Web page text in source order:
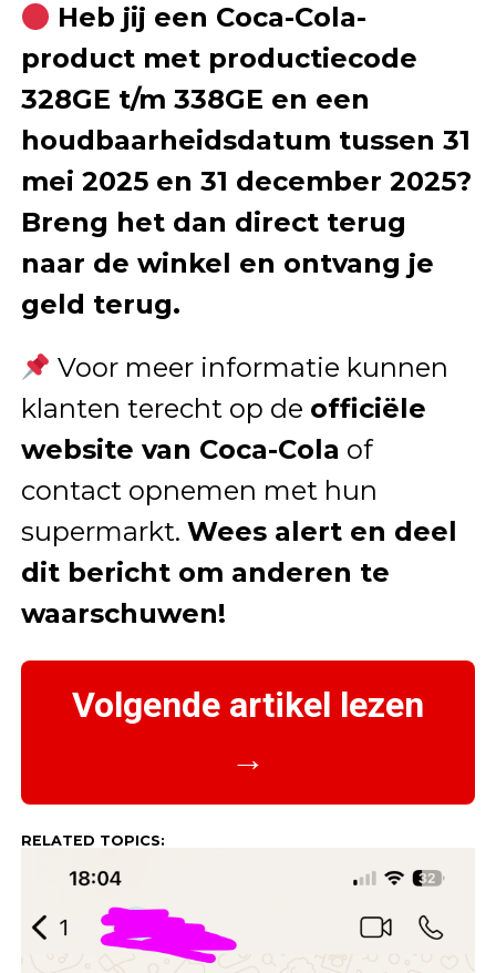
Heb jij een Coca-Cola-
product met productiecode
328GE t/m 338GE en een
houdbaarheidsdatum tussen 31
mei 2025 en 31 december 2025?
Breng het dan direct terug
naar de winkel en ontvang je
geld terug.
Voor meer informatie kunnen
klanten terecht op de officiële
website van Coca-Cola of
contact opnemen met hun
supermarkt. Wees alert en deel
dit bericht om anderen te
waarschuwen!
Volgende artikel lezen
→
RELATED TOPICS: